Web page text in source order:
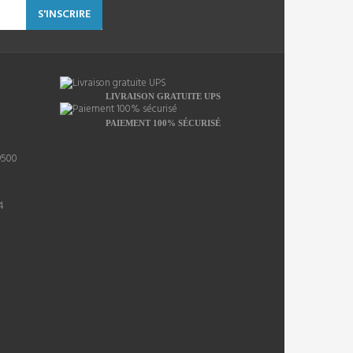
S'INSCRIRE
LIVRAISON GRATUITE UPS
PAIEMENT 100% SÉCURISÉ